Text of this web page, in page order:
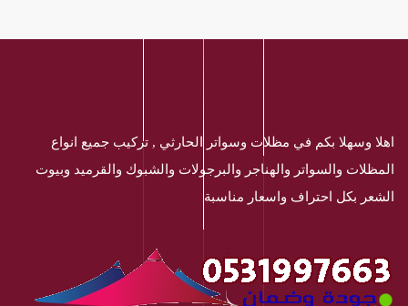
اهلا وسهلا بكم في مظلات وسواتر الحارثي , تركيب جميع انواع
المظلات والسواتر والهناجر والبرجولات والشبوك والقرميد وبيوت
الشعر بكل احتراف واسعار مناسبة